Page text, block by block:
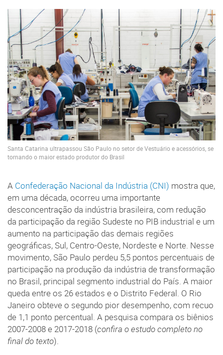
Santa Catarina ultrapassou São Paulo no setor de Vestuário e acessórios, se
tornando o maior estado produtor do Brasil
A Confederação Nacional da Indústria (CNI) mostra que,
em uma década, ocorreu uma importante
desconcentração da indústria brasileira, com redução
da participação da região Sudeste no PIB industrial e um
aumento na participação das demais regiões
geográficas, Sul, Centro-Oeste, Nordeste e Norte. Nesse
movimento, São Paulo perdeu 5,5 pontos percentuais de
participação na produção da indústria de transformação
no Brasil, principal segmento industrial do País. A maior
queda entre os 26 estados e o Distrito Federal. O Rio
Janeiro obteve o segundo pior desempenho, com recuo
de 1,1 ponto percentual. A pesquisa compara os biênios
2007-2008 e 2017-2018 (confira o estudo completo no
final do texto).